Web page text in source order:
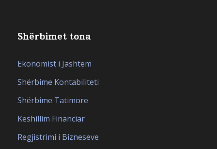
Shërbimet tona
Ekonomist i Jashtëm
Shërbime Kontabiliteti
Shërbime Tatimore
Këshillim Financiar
Regjistrimi i Bizneseve